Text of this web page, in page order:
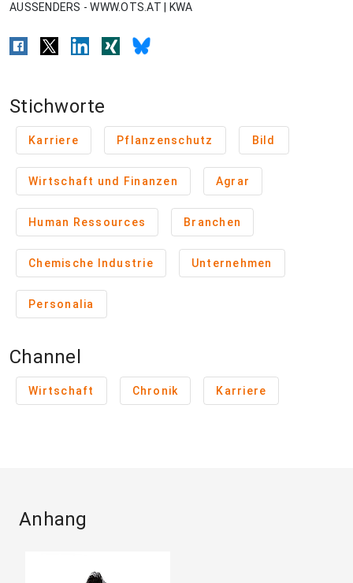
AUSSENDERS - WWW.OTS.AT | KWA
Stichworte
Karriere Pflanzenschutz Bild
Wirtschaft und Finanzen Agrar
Human Ressources Branchen
Chemische Industrie Unternehmen
Personalia
Channel
Wirtschaft Chronik Karriere
Anhang